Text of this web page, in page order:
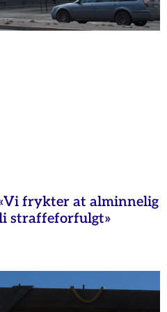
frykter at alminnelig
straffeforfulgt»